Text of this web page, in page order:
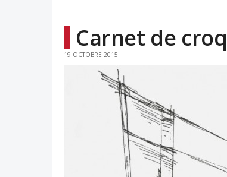
Carnet de
19 OCTOBRE 2015